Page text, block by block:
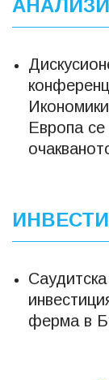
Европа се
ферма в